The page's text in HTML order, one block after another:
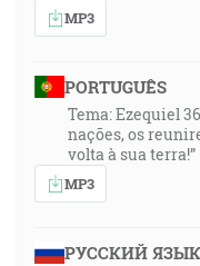
Ježiša Krista, [Fp 1:6]
Vtedy padol
povedal vo
narodí dieťa? A či
porodí? [1M 17:17]
Preto sa smiala
MP3
PORTUGUÊS
Tema: Ezequiel
nações, os
volta à sua terra!”
MP3
РУССКИЙ ЯЗЫК